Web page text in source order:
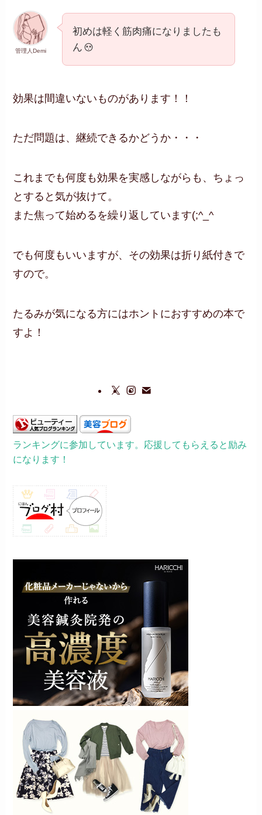
管理人Demi
初めは軽く筋肉痛になりましたも
ん
効果は間違いないものがあります！！
ただ問題は、継続できるかどうか・・・
これまでも何度も効果を実感しながらも、ちょっ
とすると気が抜けて。
また焦って始めるを繰り返しています(;^_^
でも何度もいいますが、その効果は折り紙付きで
すので。
たるみが気になる方にはホントにおすすめの本で
すよ！
ランキングに参加しています。応援してもらえると励み
になります！